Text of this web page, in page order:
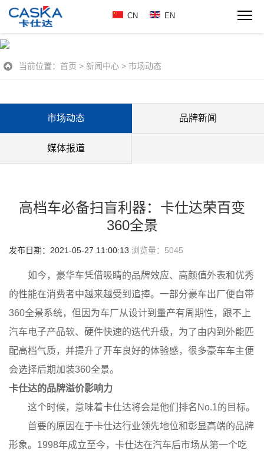
CN EN
当前位置： 首页 > 新闻中心 > 市场动态
市场动态 品牌新闻
媒体报道
高档车必备扫盲利器：卡仕达荣百变
360全景
发布日期：2021-05-27 11:00:13 浏览量： 5045
如今，豪华车凭借吸睛的品牌效应、高颜值外表和优秀
的性能在消费者中越来越受到追捧。一部分豪车出厂便自带
360全景系统，但因为车厂从设计到量产有周期性，跟不上
汽车电子产品软、硬件快速的迭代升级，为了由内到外能匹
配高档气质，并提升了开车良好的体验感，很多豪车车主便
会选择后期加装360全景。
卡仕达的品牌溢价影响力
这个时候，意味着卡仕达将会是他们排名No.1的目标。
首要的原因在于卡仕达行业领先地位和彰显高端的品牌
形象。1998年成立至今，卡仕达在汽车后市场从第一个吃